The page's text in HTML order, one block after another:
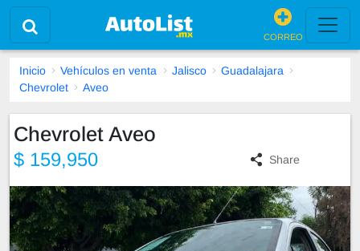
CORREO
Inicio Vehículos en venta Jalisco
Guadalajara
Chevrolet
Aveo
Chevrolet Aveo
$ 159,950 Share